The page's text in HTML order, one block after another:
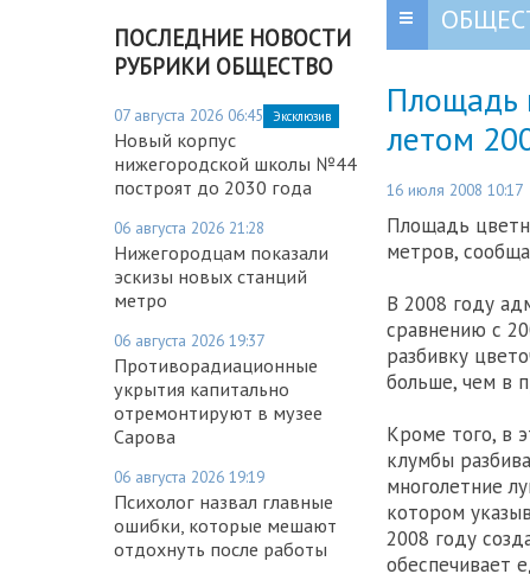
ПОСЛЕДНИЕ НОВОСТИ
РУБРИКИ ОБЩЕСТВО
07 августа 2026 06:45 Эксклюзив
Новый корпус
нижегородской школы №44
построят до 2030 года
06 августа 2026 21:28
Нижегородцам показали
эскизы новых станций
метро
06 августа 2026 19:37
Противорадиационные
укрытия капитально
отремонтируют в музее
Сарова
06 августа 2026 19:19
Психолог назвал главные
ошибки, которые мешают
отдохнуть после работы
Площадь
летом
16 июля 2008 10:17
Площадь
метров,
В 2008 году
сравнению с
разбивку
больше, чем в
Кроме того, в
клумбы
многолетние
котором
2008 году
обеспечивает